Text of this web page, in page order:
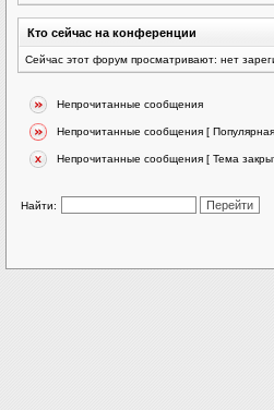
Кто сейчас на конференции
Сейчас этот форум просматривают: нет
Непрочитанные сообщения
Непрочитанные сообщения [
Непрочитанные сообщения [ Тема
Найти: